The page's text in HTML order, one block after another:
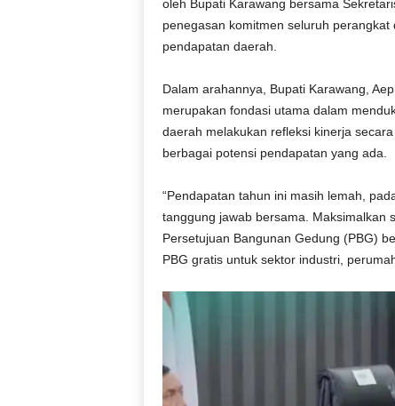
oleh Bupati Karawang bersama
penegasan komitmen seluruh
pendapatan daerah.
Dalam arahannya, Bupati Karawang,
merupakan fondasi utama dalam
daerah melakukan refleksi kinerja
berbagai potensi pendapatan yang ada.
“Pendapatan tahun ini masih lemah,
tanggung jawab bersama. Maksimalkan
Persetujuan Bangunan Gedung (PBG)
PBG gratis untuk sektor industri,